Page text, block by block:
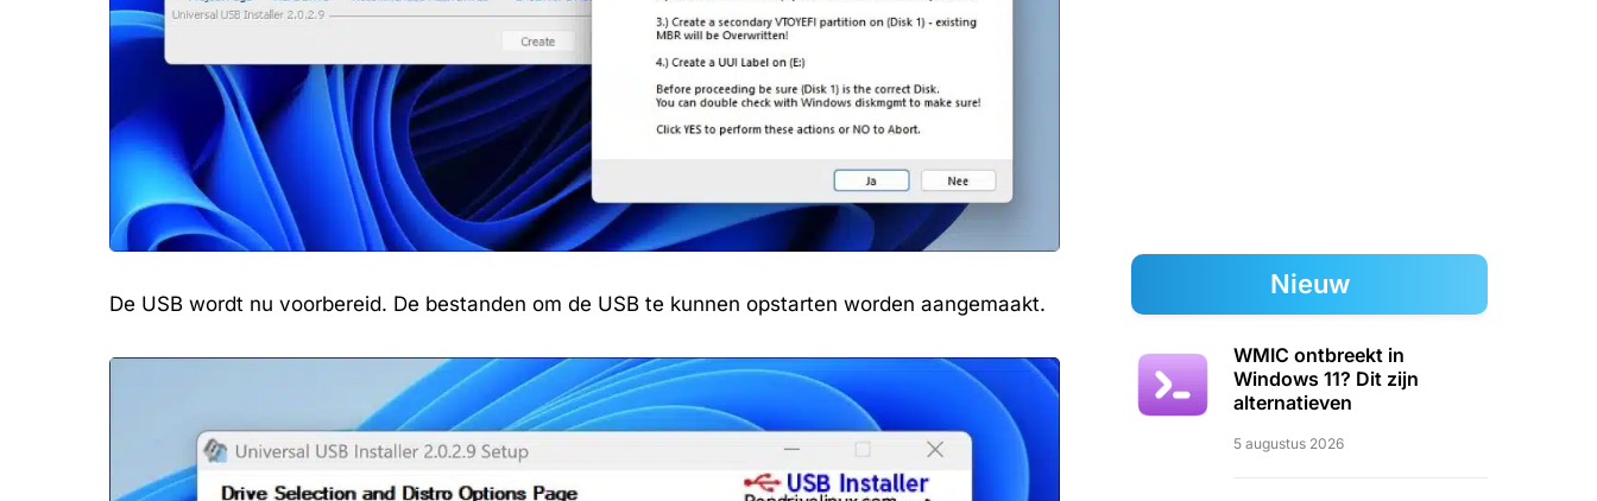
De USB wordt nu voorbereid. De bestanden om de USB te kunnen opstarten worden aangemaakt.
Nieuw
WMIC ontbreekt in
Windows 11? Dit zijn
alternatieven
5 augustus 2026